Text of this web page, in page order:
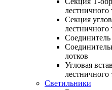
лестничного
Секция
лестничного
лотков
Угловая
лестничного
Светильники